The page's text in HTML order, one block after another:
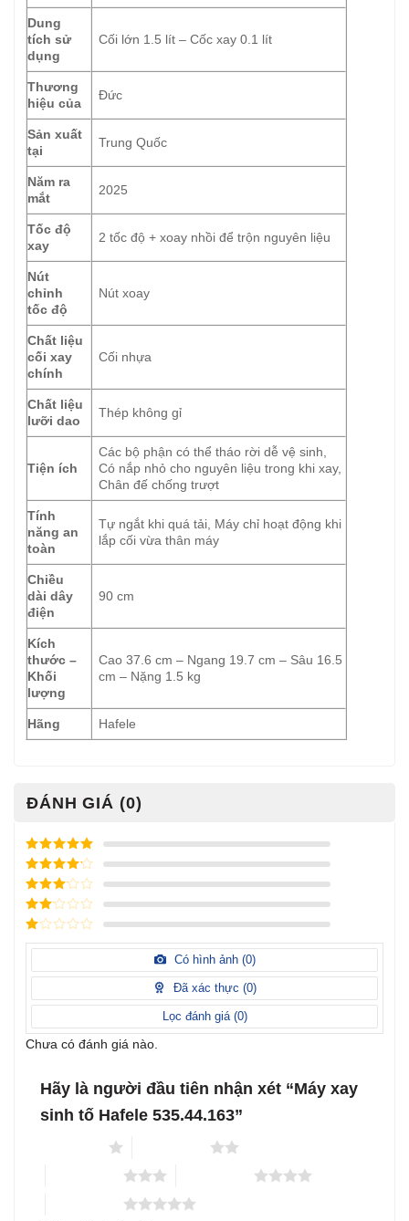
Dung
tích sử
dụng
Cối lớn 1.5 lít – Cốc xay 0.1 lít
Thương
hiệu của
Đức
Sản xuất
tại
Trung Quốc
Năm ra
mắt
2025
Tốc độ
xay
2 tốc độ + xoay nhồi để trộn nguyên liệu
Nút
chỉnh
tốc độ
Nút xoay
Chất liệu
cối xay
chính
Cối nhựa
Chất liệu
lưỡi dao
Thép không gỉ
Tiện ích
Các bộ phận có thể tháo rời dễ vệ sinh,
Có nắp nhỏ cho nguyên liệu trong khi xay,
Chân đế chống trượt
Tính
năng an
toàn
Tự ngắt khi quá tải, Máy chỉ hoạt động khi
lắp cối vừa thân máy
Chiều
dài dây
điện
90 cm
Kích
thước –
Khối
lượng
Cao 37.6 cm – Ngang 19.7 cm – Sâu 16.5
cm – Nặng 1.5 kg
Hãng Hafele
ĐÁNH GIÁ (0)
Được xếp
hạng
5
5
sao
Được xếp
hạng
4
5
sao
Được
xếp
hạng3
5 sao
Được
hạng
sao
Được
hạng
1
sao
Có hình ảnh (0)
Đã xác thực (0)
Lọc đánh giá (0)
Chưa có đánh giá nào.
Hãy là người đầu tiên nhận xét “Máy xay
sinh tố Hafele 535.44.163”